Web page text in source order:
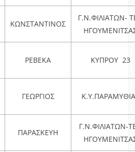
ΚΩΝΣΤΑΝΤΙΝΟΣ
Γ.Ν.ΦΙΛΙΑΤΩΝ-
ΡΕΒΕΚΑ ΚΥΠΡΟΥ 23
ΓΕΩΡΓΙΟΣ
ΠΑΡΑΣΚΕΥΗ
Γ.Ν.ΦΙΛΙΑΤΩΝ-